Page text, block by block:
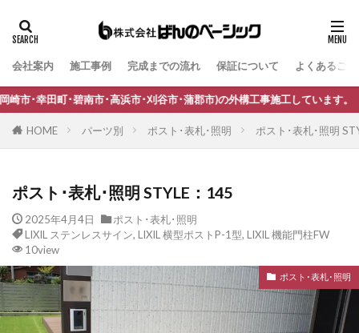
会社案内 施工事例 完成までの流れ 保証について よくあるご
･高浜市･刈谷市･蒲郡市)の外構工事施工しています。
HOME パーツ別 ポスト･表札･照明 ポスト･表札･照明
ポスト･表札･照明 STYLE：145
2025年4月4日
ポスト･表札･照明
LIXIL ステンレスサイン, LIXIL 横型ポストP-1型, LIXIL 機能門柱FW
10view
ポスト･表札･照明
タグ
B-Life.s Bウッドスタイル
B-Life.s ジョグストーン
B-Life.s ロートアイアンサイン
Dea's Garden A-07
Dea'sGarden アルモ
Dea'sGarden アンジュ
Dea'sGarden カンナミニ
Dea'sGarden ディーズシェッド カンナ
Dea'sGarden プロバンス
Dea'sGarden ポーチ
ECOMOC エコモックフェンス
Kターフ
LIXIL アーキフィールド
LIXIL アーキフラン